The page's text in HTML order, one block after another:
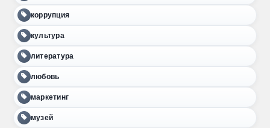
коррупция
культура
литература
любовь
маркетинг
музей